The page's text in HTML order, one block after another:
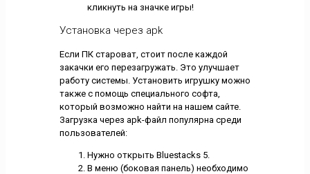
кликнуть на значке игры!
Установка через apk
Если ПК староват, стоит после каждой
закачки его перезагружать. Это улучшает
работу системы. Установить игрушку можно
также с помощь специального софта,
который возможно найти на нашем сайте.
Загрузка через apk-файл популярна среди
пользователей:
Нужно открыть Bluestacks 5.
В меню (боковая панель) необходимо